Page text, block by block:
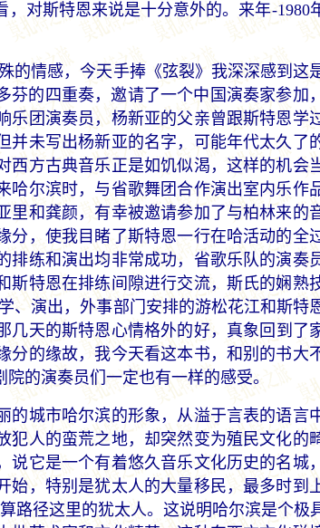
对斯特恩来说是十分意外的。来年-1980
情感，今天手捧《弦裂》我深深感到这
芬的四重奏，邀请了一个中国演奏家参加
团演奏员，杨新亚的父亲曾跟斯特恩学
未写出杨新亚的名字，可能年代太久了
方古典音乐正是如饥似渴，这样的机会
尔滨时，与省歌舞团合作演出室内乐作
里和龚颜，有幸被邀请参加了与柏林来的
，使我目睹了斯特恩一行在哈活动的全
排练和演出均非常成功，省歌乐队的演奏
特恩在排练间隙进行交流，斯氏的娴熟
、演出，外事部门安排的游松花江和斯特
几天的斯特恩心情格外的好，真象回到
的缘故，我今天看这本书，和别的书大
的演奏员们一定也有一样的感受。
市哈尔滨的形象，从溢于言表的语言
人的蛮荒之地，却突然变为殖民文化的
它是一个有着悠久音乐文化历史的名城
始，特别是犹太人的大量移民，最多时到
路径这里的犹太人。这说明哈尔滨是个极